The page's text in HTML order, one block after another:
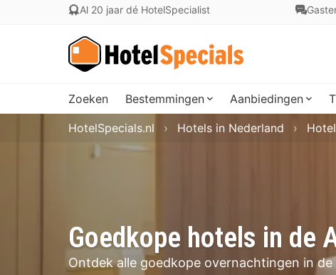
Al 20 jaar dé HotelSpecialist
Zoeken Bestemmingen Aanbiedingen
Goedkope hotels in de
Ontdek alle goedkope overnachtingen in
HotelSpecials.nl Hotels in Nederland